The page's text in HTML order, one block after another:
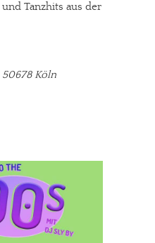
Tanzhits aus der
50678 Köln